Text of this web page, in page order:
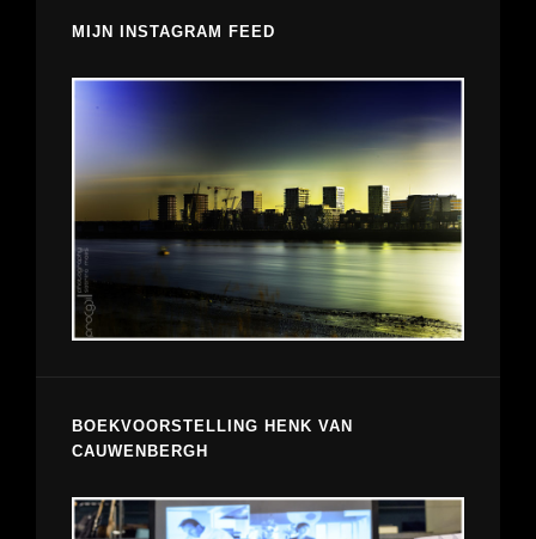
MIJN INSTAGRAM FEED
BOEKVOORSTELLING HENK VAN
CAUWENBERGH